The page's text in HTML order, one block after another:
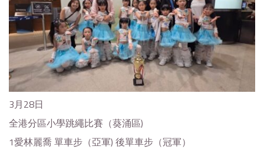
3月28日
全港分區小學跳繩比賽（葵涌區)
1愛林麗喬 單車步（亞軍) 後單車步（冠軍）